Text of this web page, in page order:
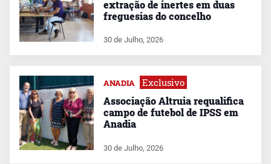
extração de inertes em duas
freguesias do concelho
30 de Julho, 2026
ANADIA Exclusivo
Associação Altruia requalifica
campo de futebol de IPSS em
Anadia
30 de Julho, 2026